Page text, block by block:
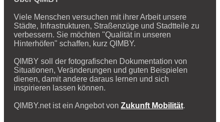
Viele Menschen versuchen mit ihrer Arbeit unsere
Städte, Infrastrukturen, Straßenzüge und Stadtteile zu
verbessern. Sie möchten "Qualität in unseren
Hinterhöfen" schaffen, kurz QIMBY.
QIMBY soll der fotografischen Dokumentation von
Situationen, Veränderungen und guten Beispielen
dienen, damit andere daraus lernen und sich
inspirieren lassen können.
QIMBY.net ist ein Angebot von Zukunft Mobilität.